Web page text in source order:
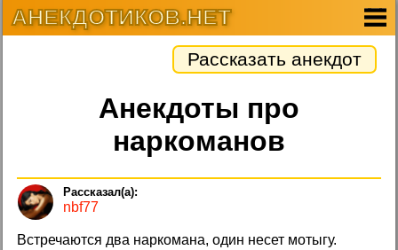
АНЕКДОТИКОВ.НЕТ
Рассказать анекдот
Анекдоты про
наркоманов
nbf77
Встречаются два наркомана, один несет мотыгу.